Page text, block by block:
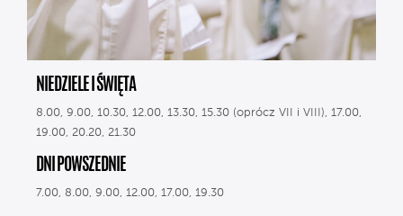
NIEDZIELE I ŚWIĘTA
8.00, 9.00, 10.30, 12.00, 13.30, 15.30 (oprócz VII i VIII), 17.00,
19.00, 20.20, 21.30
DNI POWSZEDNIE
7.00, 8.00, 9.00, 12.00, 17.00, 19.30